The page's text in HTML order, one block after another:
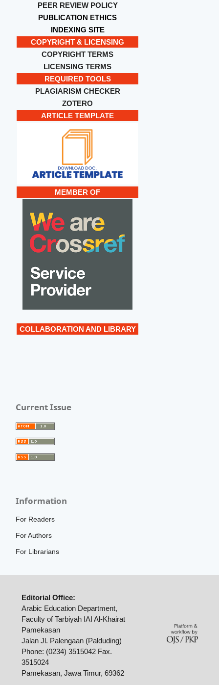
PEER REVIEW POLICY
PUBLICATION ETHICS
INDEXING SITE
COPYRIGHT & LICENSING
COPYRIGHT TERMS
LICENSING TERMS
REQUIRED TOOLS
PLAGIARISM CHECKER
ZOTERO
ARTICLE TEMPLATE
MEMBER OF
COLLABORATION AND LIBRARY
Current Issue
Information
For Readers
For Authors
For Librarians
Editorial Office:
Arabic Education Department,
Faculty of Tarbiyah IAI Al-Khairat
Pamekasan
Jalan Jl. Palengaan (Palduding)
Phone: (0234) 3515042 Fax.
3515024
Pamekasan, Jawa Timur, 69362